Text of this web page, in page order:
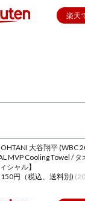
楽天
大谷翔平 (WBC
MVP Cooling Towel / タ
シャル】
円（税込、送料別)